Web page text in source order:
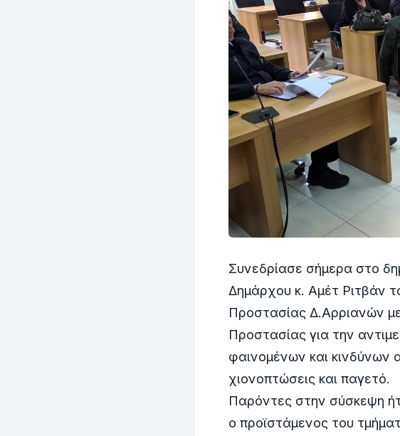
Συνεδρίασε σήμερα στο
Δημάρχου κ. Αμέτ Ριτβάν
Προστασίας Δ.Αρριανών με
Προστασίας για την
φαινομένων και κινδύνων
χιονοπτώσεις και παγετό.
Παρόντες στην σύσκεψη
ο προϊστάμενος του